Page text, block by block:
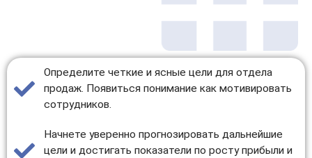
Определите четкие и ясные цели для отдела
продаж. Появиться понимание как мотивировать
сотрудников.
Начнете уверенно прогнозировать дальнейшие
цели и достигать показатели по росту прибыли и